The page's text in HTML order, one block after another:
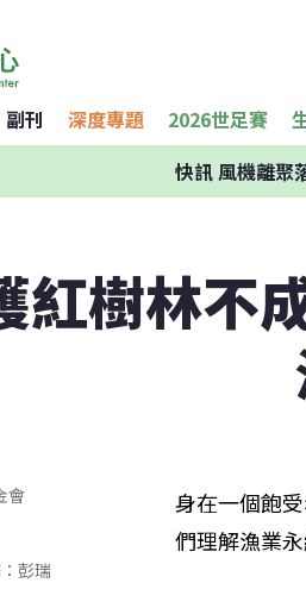
副刊 深度專題 2026世足賽
快訊風機離聚
紅樹林不
會
彭瑞
身在一個飽
們理解漁業